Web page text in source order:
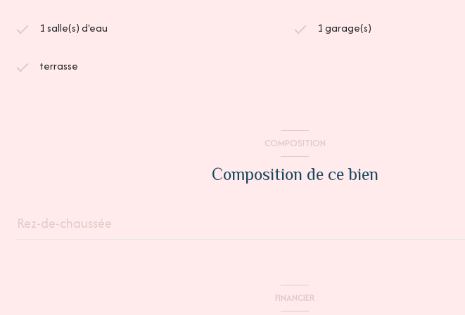
1 salle(s) d'eau 1 garage(s)
terrasse
COMPOSITION
Composition de ce bien
Rez-de-chaussée
FINANCIER